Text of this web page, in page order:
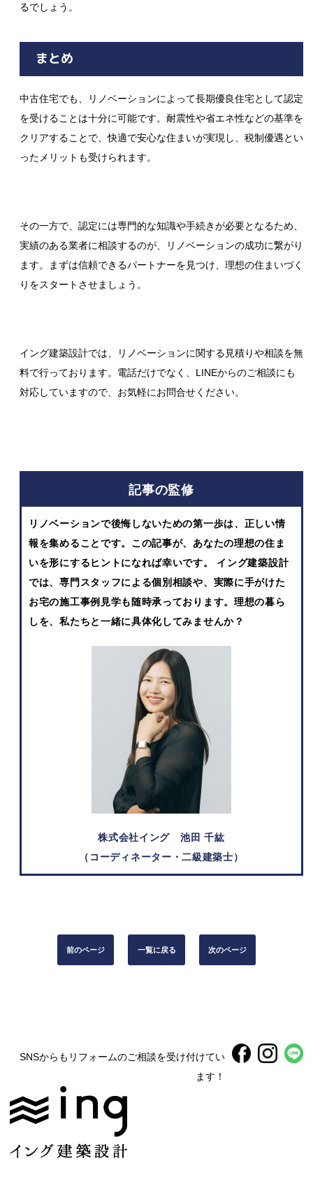
るでしょう。
まとめ
中古住宅でも、リノベーションによって長期優良住宅として認定
を受けることは十分に可能です。耐震性や省エネ性などの基準を
クリアすることで、快適で安心な住まいが実現し、税制優遇とい
ったメリットも受けられます。
その一方で、認定には専門的な知識や手続きが必要となるため、
実績のある業者に相談するのが、リノベーションの成功に繋がり
ます。まずは信頼できるパートナーを見つけ、理想の住まいづく
りをスタートさせましょう。
イング建築設計では、リノベーションに関する見積りや相談を無
料で行っております。電話だけでなく、LINEからのご相談にも
対応していますので、お気軽にお問合せください。
記事の監修
リノベーションで後悔しないための第一歩は、正しい情
報を集めることです。この記事が、あなたの理想の住ま
いを形にするヒントになれば幸いです。 イング建築設計
では、専門スタッフによる個別相談や、実際に手がけた
お宅の施工事例見学も随時承っております。理想の暮ら
しを、私たちと一緒に具体化してみませんか？
株式会社イング
池田 千紘
（コーディネーター・二級建築士）
前のページ 一覧に戻る 次のページ
SNSからもリフォームのご相談を受け付けてい
ます！